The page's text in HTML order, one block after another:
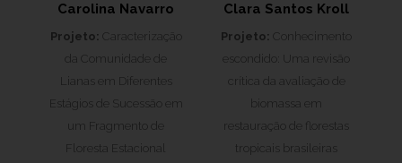
Carolina Navarro
Projeto: Caracterização
da Comunidade de
Lianas em Diferentes
Estágios de Sucessão em
um Fragmento de
Floresta Estacional
Clara Santos Kroll
Projeto: Conhecimento
escondido: Uma revisão
crítica da avaliação de
biomassa em
restauração de florestas
tropicais brasileiras